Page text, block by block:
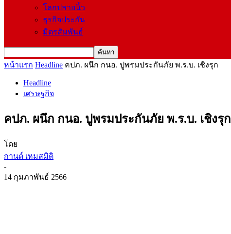
โลกปลายนิ้ว
ธุรกิจประกัน
มิตรสัมพันธ์
หน้าแรก Headline คปภ. ผนึก กนอ. ปูพรมประกันภัย พ.ร.บ. เชิงรุก
Headline
เศรษฐกิจ
คปภ. ผนึก กนอ. ปูพรมประกันภัย พ.ร.บ. เชิงรุก
โดย
กานต์ เหมสมิติ
-
14 กุมภาพันธ์ 2566